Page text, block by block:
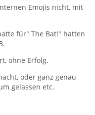
Emojis nicht, mit
für" The Bat!" hatten
ohne Erfolg.
oder ganz genau
gelassen etc.